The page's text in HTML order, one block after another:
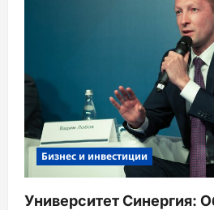
Бизнес и инвестиции
Университет Синергия: